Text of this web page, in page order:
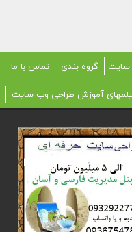
سایت گروه بندی تماس با ما
آموزش طراحی وب سایت